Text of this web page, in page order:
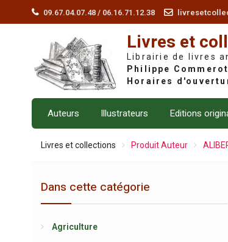
09.67.04.07.48 / 06.16.71.12.38
Livres et
Librairie de livres
Auteurs Illustrateurs Editions
Livres et collections Produit Auteur
Dans cette catégorie
Agriculture